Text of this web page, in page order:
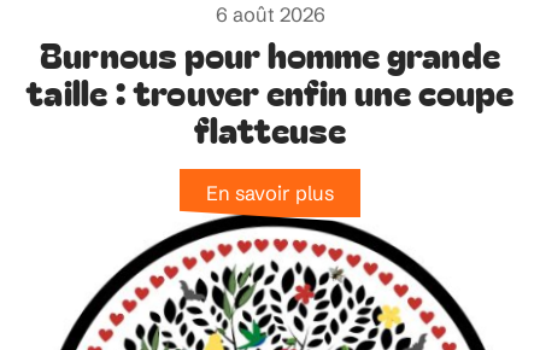
6 août 2026
Burnous pour homme grande
taille : trouver enfin une coupe
flatteuse
En savoir plus